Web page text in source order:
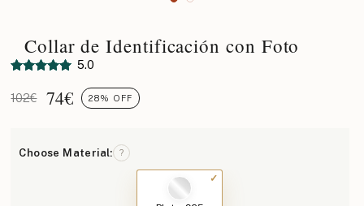
Collar de Identificación con Foto
5.0
102€ 74€ 28% OFF
Choose Material: ?